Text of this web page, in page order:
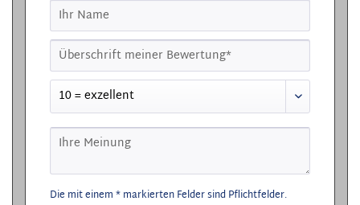
Die mit einem * markierten Felder sind Pflichtfelder.